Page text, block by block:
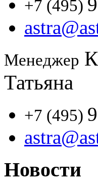
+7 (495)
Менеджер
Татьяна
+7 (495)
Новости